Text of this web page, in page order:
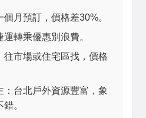
月預訂，價格差30%。
轉乘優惠別浪費。
往市場或住宅區找，價格
：台北戶外資源豐富，象
。